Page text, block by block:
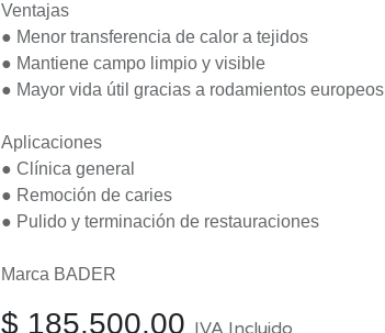
Ventajas
● Menor transferencia de calor a tejidos
● Mantiene campo limpio y visible
● Mayor vida útil gracias a rodamientos europeos
Aplicaciones
● Clínica general
● Remoción de caries
● Pulido y terminación de restauraciones
Marca BADER
$ 185.500,00 IVA Incluido